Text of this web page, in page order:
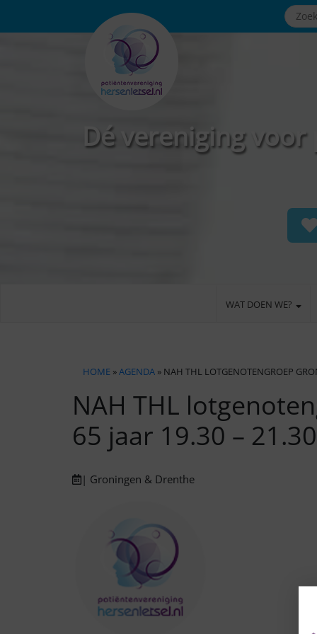
Dé vereniging
WAT DOEN WE?
HOME »AGENDA » NAH THL LOTGENOTENGROEP
NAH THL
65 jaar 19.30 –
| Groningen & Drenthe